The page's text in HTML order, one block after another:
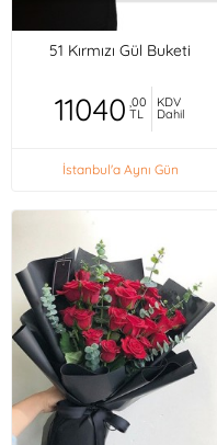
51 Kırmızı Gül Buketi
11040 ,00
TL
KDV
Dahil
İstanbul'a Aynı Gün